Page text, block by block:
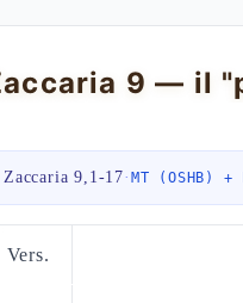
Zaccaria 9,1-17· MT (OSHB) +
Vers.